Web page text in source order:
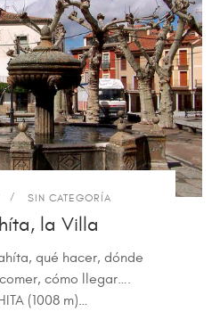
SIN CATEGORÍA
la Villa
qué hacer, dónde
cómo llegar….
(1008 m)…